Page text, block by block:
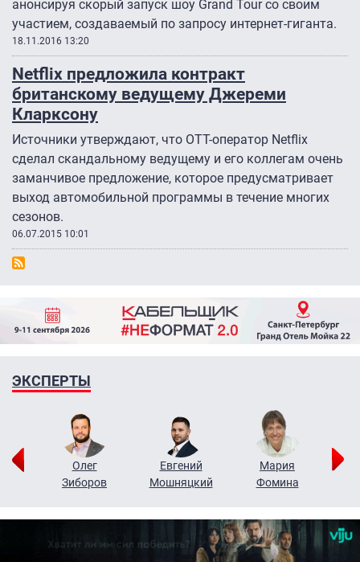
анонсируя скорый запуск шоу Grand Tour со своим
участием, создаваемый по запросу интернет-гиганта.
18.11.2016 13:20
Netflix предложила контракт
британскому ведущему Джереми
Кларксону
Источники утверждают, что OTT-оператор Netflix
сделал скандальному ведущему и его коллегам очень
заманчивое предложение, которое предусматривает
выход автомобильной программы в течение многих
сезонов.
06.07.2015 10:01
ЭКСПЕРТЫ
Олег
Зиборов
Евгений
Мошняцкий
Мария
Фомина